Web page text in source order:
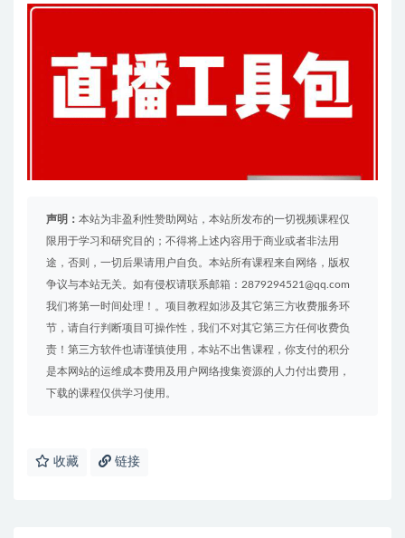
声明： 本站为非盈利性赞助网站，本站所发布的一切视频课程仅
限用于学习和研究目的；不得将上述内容用于商业或者非法用
途，否则，一切后果请用户自负。本站所有课程来自网络，版权
争议与本站无关。如有侵权请联系邮箱：2879294521@qq.com
我们将第一时间处理！。项目教程如涉及其它第三方收费服务环
节，请自行判断项目可操作性，我们不对其它第三方任何收费负
责！第三方软件也请谨慎使用，本站不出售课程，你支付的积分
是本网站的运维成本费用及用户网络搜集资源的人力付出费用，
下载的课程仅供学习使用。
收藏 链接